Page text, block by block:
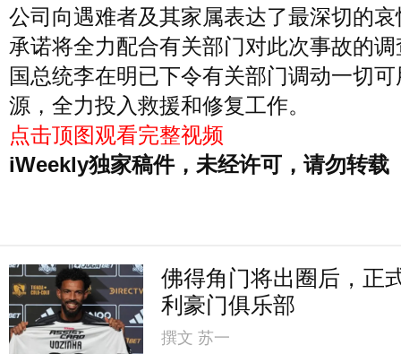
公司向遇难者及其家属表达了最深切的
承诺将全力配合有关部门对此次事故的
国总统李在明已下令有关部门调动一切可
源，全力投入救援和修复工作。
点击顶图观看完整视频
iWeekly独家稿件，未经许可，请勿转载
佛得角门将出圈后，正
利豪门俱乐部
撰文 苏一